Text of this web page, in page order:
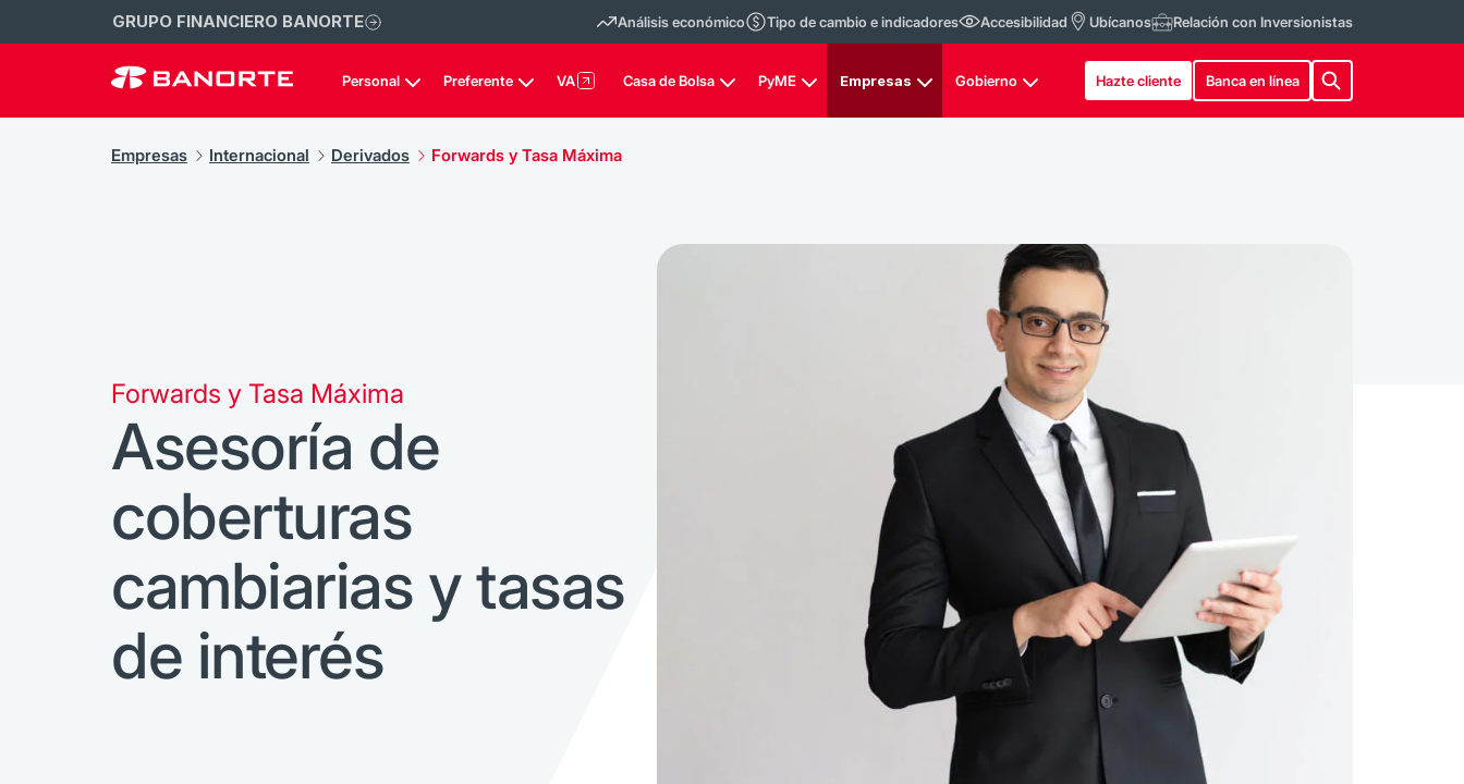
GRUPO FINANCIERO BANORTE Análisis económico Tipo de cambio e indicadores Accesibilidad Ubícanos Relación con Inversionistas
Personal Preferente VA Casa de Bolsa PyME Empresas Gobierno Hazte cliente Banca en línea
Empresas Internacional Derivados Forwards y Tasa Máxima
Forwards y Tasa Máxima
Asesoría de
coberturas
cambiarias y tasas
de interés